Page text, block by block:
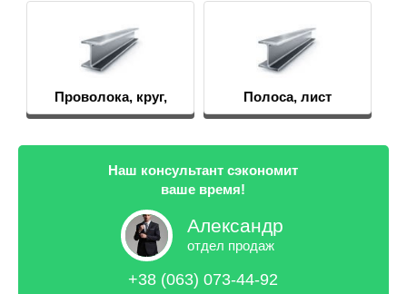
Проволока, круг,
пруток
Полоса, лист
Наш консультант сэкономит
ваше время!
Александр
отдел продаж
+38 (063) 073-44-92